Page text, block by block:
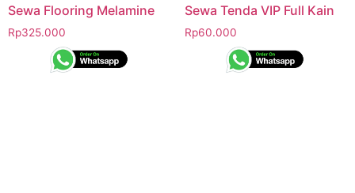
Sewa Flooring Melamine
Rp325.000
Sewa Tenda VIP Full Kain
Rp60.000